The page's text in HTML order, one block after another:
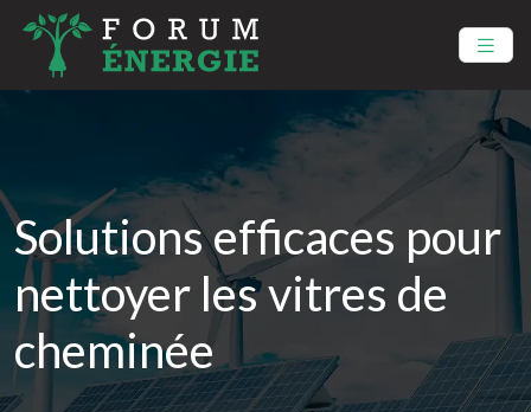
Solutions efficaces pour
nettoyer les vitres de
cheminée